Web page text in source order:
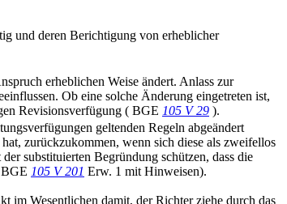
und deren Berichtigung von erheblicher
erheblichen Weise ändert. Anlass zur
Ob eine solche Änderung eingetreten ist,
Revisionsverfügung ( BGE 105 V 29 ).
geltenden Regeln abgeändert
zurückzukommen, wenn sich diese als zweifellos
substituierten Begründung schützen, dass die
105 V 201 Erw. 1 mit Hinweisen).
im Wesentlichen damit, der Richter ziehe durch das